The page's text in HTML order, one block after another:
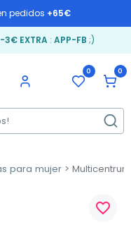
pedidos +65€
-3€ EXTRA: APP-FB ;)
0 0
para mujer
favorite_border